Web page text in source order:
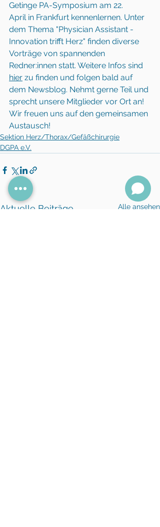
Getinge PA-Symposium am 22.
April in Frankfurt kennenlernen. Unter
dem Thema "Physician Assistant -
Innovation trifft Herz" finden diverse
Vorträge von spannenden
Redner:innen statt. Weitere Infos sind
hier zu finden und folgen bald auf
dem Newsblog. Nehmt gerne Teil und
sprecht unsere Mitglieder vor Ort an!
Wir freuen uns auf den gemeinsamen
Austausch!
Sektion Herz/Thorax/Gefäßchirurgie
DGPA e.V.
Aktuelle Beiträge Alle ansehen